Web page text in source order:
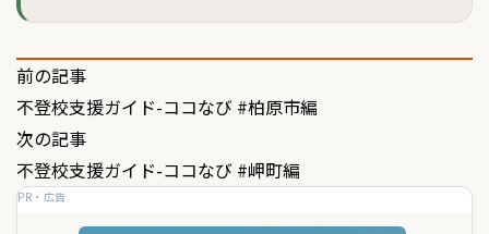
投
稿
ナ
ビ
前の記事
不登校支援ガイド-ココなび #柏原市編
次の記事
不登校支援ガイド-ココなび #岬町編
PR・広告